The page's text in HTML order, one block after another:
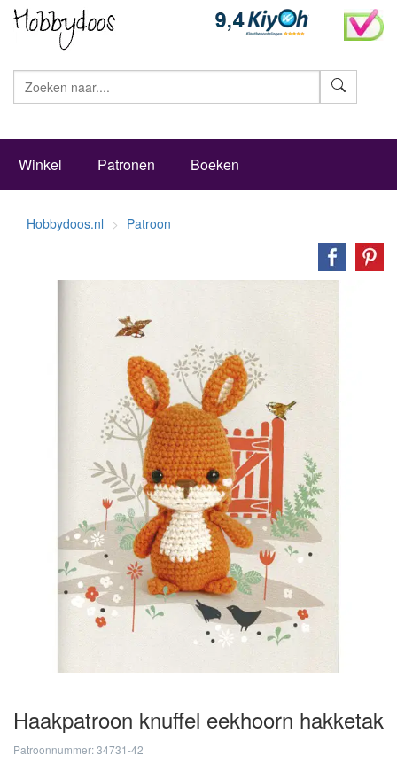
Winkel Patronen Boeken
Hobbydoos.nl Patroon
Haakpatroon knuffel eekhoorn hakketak
Patroonnummer: 34731-42